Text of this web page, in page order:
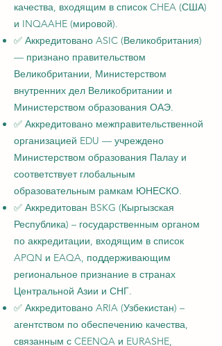
качества, входящим в список CHEA (США)
и INQAAHE (мировой).
✅ Аккредитовано ASIC (Великобритания)
— признано правительством
Великобритании, Министерством
внутренних дел Великобритании и
Министерством образования ОАЭ.
✅ Аккредитовано межправительственной
организацией EDU — учреждено
Министерством образования Палау и
соответствует глобальным
образовательным рамкам ЮНЕСКО.
✅ Аккредитован BSKG (Кыргызская
Республика) – государственным органом
по аккредитации, входящим в список
APQN и EAQA, поддерживающим
региональное признание в странах
Центральной Азии и СНГ.
✅ Аккредитовано ARIA (Узбекистан) –
агентством по обеспечению качества,
связанным с CEENQA и EURASHE,